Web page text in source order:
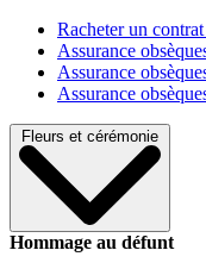
Racheter un
Assurance
Assurance
Assurance
Fleurs et cérémonie
Hommage au défunt